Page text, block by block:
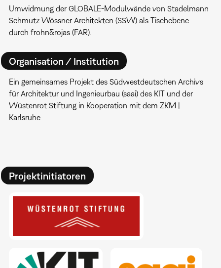
Umwidmung der GLOBALE-Modulwände von Stadelmann
Schmutz Wössner Architekten (SSW) als Tischebene
durch frohn&rojas (FAR).
Organisation / Institution
Ein gemeinsames Projekt des Südwestdeutschen Archivs
für Architektur und Ingenieurbau (saai) des KIT und der
Wüstenrot Stiftung in Kooperation mit dem ZKM |
Karlsruhe
Projektinitiatoren